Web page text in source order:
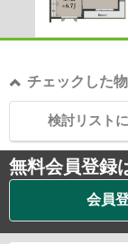
チェックした
検討リスト
無料会員登録
会員